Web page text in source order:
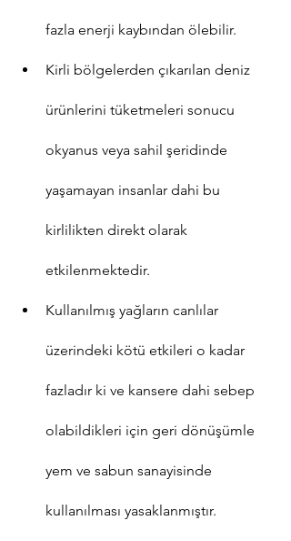
fazla enerji kaybından ölebilir.
Kirli bölgelerden çıkarılan deniz
ürünlerini tüketmeleri sonucu
okyanus veya sahil şeridinde
yaşamayan insanlar dahi bu
kirlilikten direkt olarak
etkilenmektedir.
Kullanılmış yağların canlılar
üzerindeki kötü etkileri o kadar
fazladır ki ve kansere dahi sebep
olabildikleri için geri dönüşümle
yem ve sabun sanayisinde
kullanılması yasaklanmıştır.